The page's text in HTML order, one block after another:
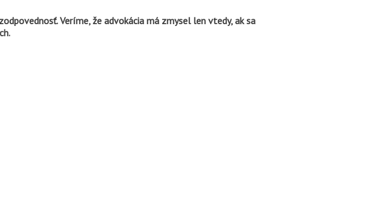
Veríme, že advokácia má zmysel len vtedy, ak sa